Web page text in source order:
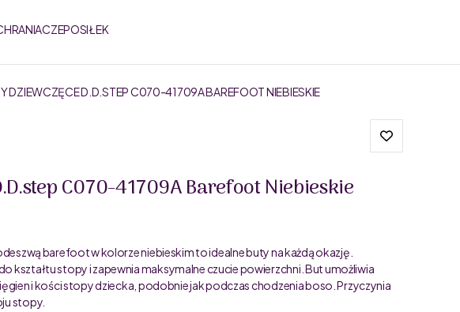
POSIŁEK
DZIEWCZĘCE D.D.STEP C070-41709A BAREFOOT NIEBIESKIE
C070-41709A Barefoot Niebieskie
barefoot w kolorze niebieskim to idealne buty na każdą okazję.
kształtu stopy i zapewnia maksymalne czucie powierzchni. But umożliwia
i kości stopy dziecka, podobnie jak podczas chodzenia boso. Przyczynia
stopy.